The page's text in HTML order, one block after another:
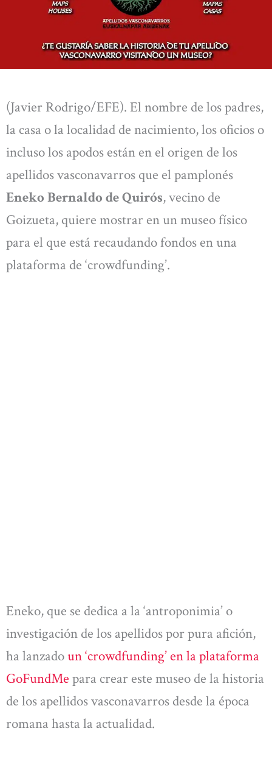
(Javier Rodrigo/EFE). El nombre de los padres,
la casa o la localidad de nacimiento, los oficios o
incluso los apodos están en el origen de los
apellidos vasconavarros que el pamplonés
Eneko Bernaldo de Quirós, vecino de
Goizueta, quiere mostrar en un museo físico
para el que está recaudando fondos en una
plataforma de ‘crowdfunding’.
Eneko, que se dedica a la ‘antroponimia’ o
investigación de los apellidos por pura afición,
ha lanzadoun ‘crowdfunding’ en la plataforma
GoFundMe para crear este museo de la historia
de los apellidos vasconavarros desde la época
romana hasta la actualidad.